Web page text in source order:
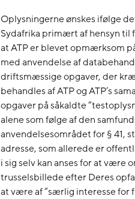
Oplysningerne ønskes ifølge
Sydafrika primært af hensyn til
at ATP er blevet opmærksom
med anvendelse af
driftsmæssige opgaver, der
behandles af ATP og ATP’s
opgaver på såkaldte
alene som følge af den
anvendelsesområdet for § 41,
adresse, som allerede er
i sig selv kan anses for at være
trusselsbillede efter Deres
at være af ”særlig interesse for